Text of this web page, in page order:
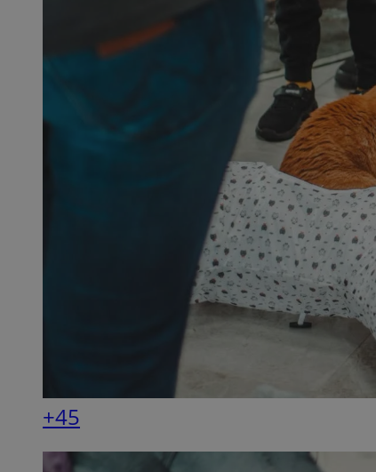
+45
Niezbędne
zarządzanie
Nazwa
SessID
QeSessID
MvSessID
__cf_bm
__cf_bm